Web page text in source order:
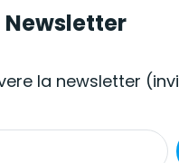
Newsletter
la newsletter